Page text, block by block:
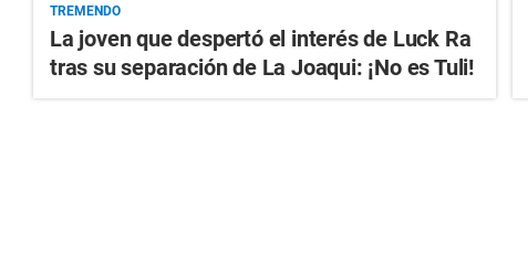
TREMENDO
La joven que despertó el interés de Luck Ra
tras su separación de La Joaqui: ¡No es Tuli!